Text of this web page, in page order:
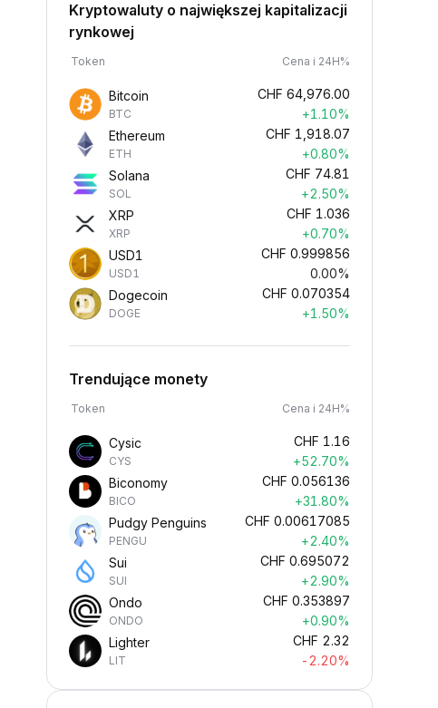
Kryptowaluty o największej kapitalizacji
rynkowej
Token Cena i 24H%
Bitcoin
BTC
CHF 64,976.00
+1.10%
Ethereum
ETH
CHF 1,918.07
+0.80%
Solana
SOL
CHF 74.81
+2.50%
XRP
XRP
CHF 1.036
+0.70%
USD1
USD1
CHF 0.999856
0.00%
Dogecoin
DOGE
CHF 0.070354
+1.50%
Trendujące monety
Token Cena i 24H%
Cysic
CYS
CHF 1.16
+52.70%
Biconomy
BICO
CHF 0.056136
+31.80%
Pudgy Penguins
PENGU
CHF 0.00617085
+2.40%
Sui
SUI
CHF 0.695072
+2.90%
Ondo
ONDO
CHF 0.353897
+0.90%
Lighter
LIT
CHF 2.32
-2.20%